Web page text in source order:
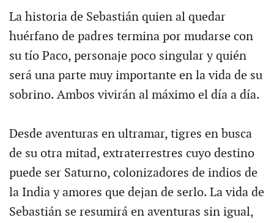
La historia de Sebastián quien al quedar
huérfano de padres termina por mudarse con
su tío Paco, personaje poco singular y quién
será una parte muy importante en la vida de su
sobrino. Ambos vivirán al máximo el día a día.
Desde aventuras en ultramar, tigres en busca
de su otra mitad, extraterrestres cuyo destino
puede ser Saturno, colonizadores de indios de
la India y amores que dejan de serlo. La vida de
Sebastián se resumirá en aventuras sin igual,